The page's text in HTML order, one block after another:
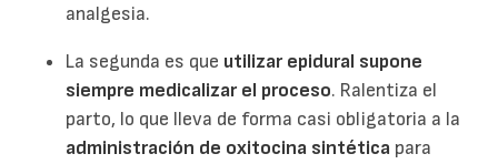
analgesia.
La segunda es que utilizar epidural supone
siempre medicalizar el proceso. Ralentiza el
parto, lo que lleva de forma casi obligatoria a la
administración de oxitocina sintética para